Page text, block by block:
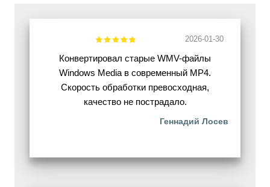
2026-01-30
Конвертировал старые WMV-файлы
Windows Media в современный MP4.
Скорость обработки превосходная,
качество не пострадало.
Геннадий Лосев